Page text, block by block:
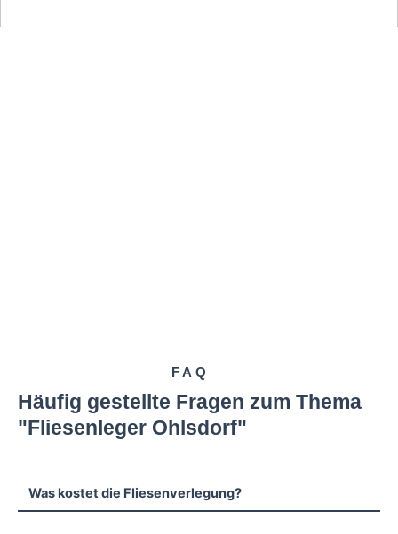
FAQ
Häufig gestellte Fragen zum Thema
"Fliesenleger Ohlsdorf"
Was kostet die Fliesenverlegung?